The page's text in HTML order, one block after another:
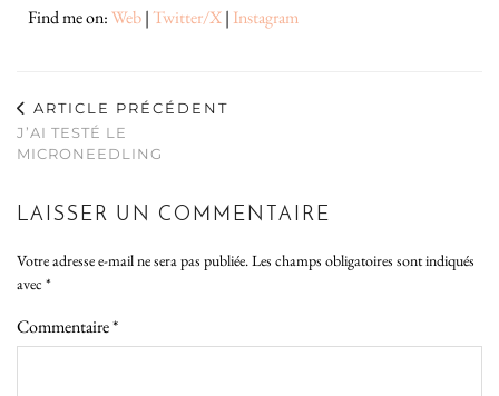
Find me on:Web|Twitter/X| Instagram
ARTICLE PRÉCÉDENT
J’AI TESTÉ LE
MICRONEEDLING
LAISSER UN COMMENTAIRE
Votre adresse e-mail ne sera pas publiée.Les champs obligatoires sont indiqués
avec *
Commentaire*